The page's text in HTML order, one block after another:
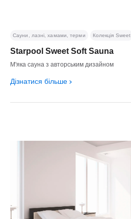
Starpool Sweet Soft Sauna
М'яка сауна з авторським дизайном
Дізнатися більше
Сауни, лазні, хамами, терми Колекція Sweet